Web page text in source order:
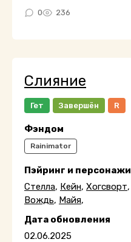
0 236
Слияние
Гет Завершён R
Фэндом
Rainimator
Пэйринг и персонажи
Стелла, Кейн, Хогсворт,
Вождь, Майя,
Дата обновления
02.06.2025